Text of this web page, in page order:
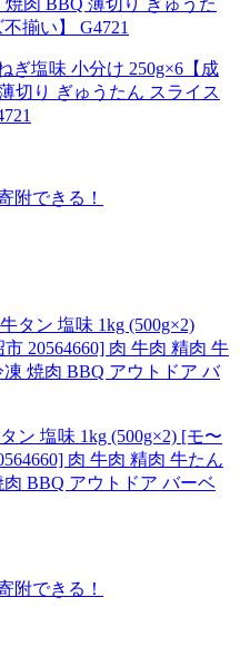
ぎ塩味 小分け 250g×6【成
切り ぎゅうたん スライス
附できる！
ン 塩味 1kg (500g×2) [モ〜
肉 牛肉 精肉 牛たん
BBQ アウトドア バーベ
附できる！